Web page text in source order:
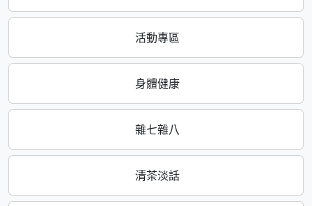
活動專區
身體健康
雜七雜八
清茶淡話